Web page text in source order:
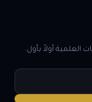
العلمية أولاً بأول.